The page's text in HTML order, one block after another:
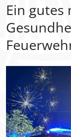
Ein gutes